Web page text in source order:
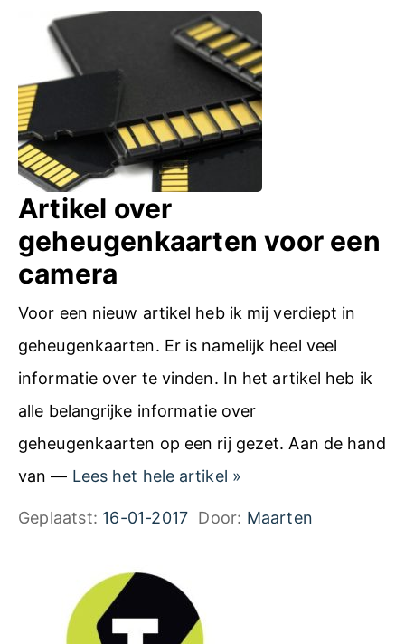
m
r
a
c
Artikel over
geheugenkaarten voor een
camera
Voor een nieuw artikel heb ik mij verdiept in
geheugenkaarten. Er is namelijk heel veel
informatie over te vinden. In het artikel heb ik
alle belangrijke informatie over
geheugenkaarten op een rij gezet. Aan de hand
van — Lees het hele artikel A
»
Geplaatst: 16-01-2017 Door: Maarten